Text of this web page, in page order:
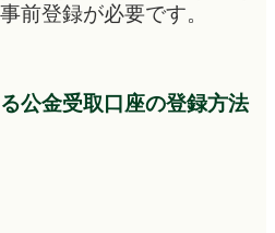
前登録が必要です。
公金受取口座の登録方法